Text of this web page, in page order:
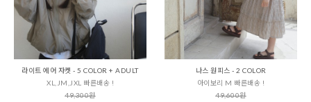
라이트 에어 자켓 - 5 COLOR + ADULT
XL,JM,JXL 빠른배송 !
49,300원
나스 원피스 - 2 COLOR
아이보리 M 빠른배송 !
49,600원